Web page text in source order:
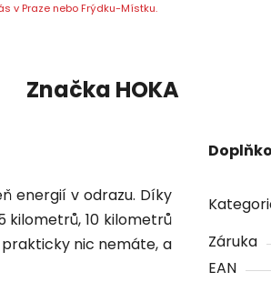
v Praze nebo Frýdku-Místku.
Značka HOKA
energií v odrazu. Díky
10 kilometrů
nic nemáte, a
Záruka
EAN